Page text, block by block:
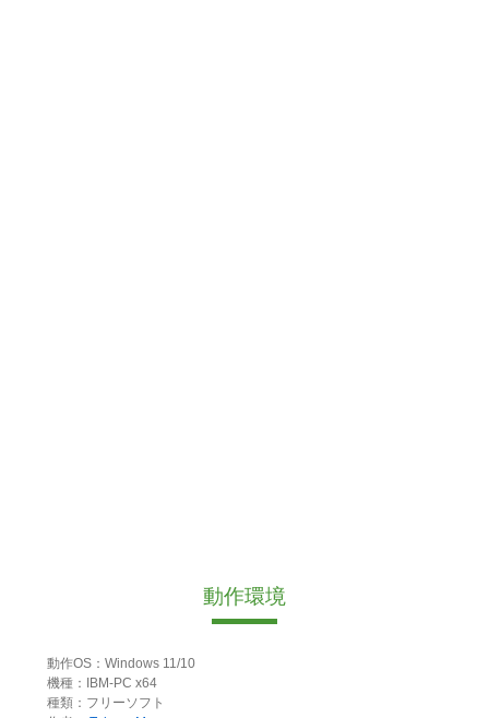
動作環境
動作OS：Windows 11/10
機種：IBM-PC x64
種類：フリーソフト